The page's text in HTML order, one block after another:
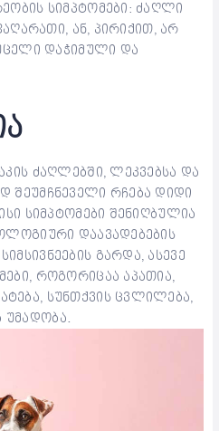
სიმპტომები: ძაღლი
ან, პირიქით, არ
დაჭიმული და
ძაღლებში, ლეკვებსა და
შეუმჩნეველი რჩება დიდი
სიმპტომები შენიღბულია
დაავადებების
გარდა, ასევე
როგორიცაა აპათია,
სუნთქვის ცვლილება,